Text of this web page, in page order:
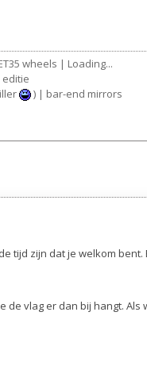
wheels | Loading...
editie
) | bar-end mirrors
tijd zijn dat je welkom
vlag er dan bij hangt.